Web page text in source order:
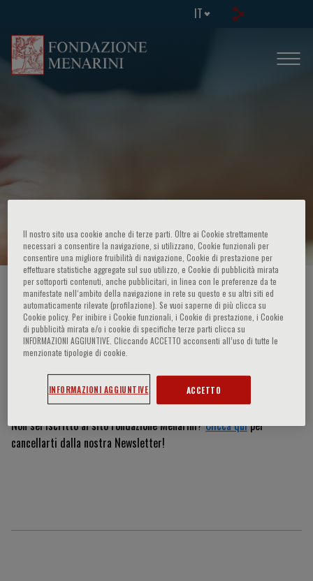
IT
Newsletter
HOME PAGE / CANCELLAZIONE NEWSLETTER
Cancellazione Newsletter
Non sei iscritto al sito Fondazione Menarini?Clicca quiper
cancellarti dalla nostra Newsletter!
Il nostro sito usa cookie anche di terze parti. Oltre ai Cookie strettamente
necessari a consentire la navigazione, si utilizzano, Cookie funzionali per
consentire una migliore fruibilità di navigazione, Cookie di prestazione per
effettuare statistiche aggregate sul suo utilizzo, e Cookie di pubblicità mirata
per sottoporti contenuti, anche pubblicitari, in linea con le preferenze da te
manifestate nell‘ambito della navigazione in rete su questo e su altri siti ed
automaticamente rilevate (profilazione). Se vuoi saperne di più clicca su
Cookie policy. Per inibire i Cookie funzionali, i Cookie di prestazione, i Cookie
di pubblicità mirata e/o i cookie di specifiche terze parti clicca su
INFORMAZIONI AGGIUNTIVE. Cliccando ACCETTO acconsenti all’uso di tutte le
menzionate tipologie di cookie.
INFORMAZIONI AGGIUNTIVE ACCETTO